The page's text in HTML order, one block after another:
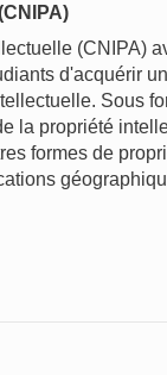
(CNIPA)
d'acquérir
Sous
la propriété
formes de